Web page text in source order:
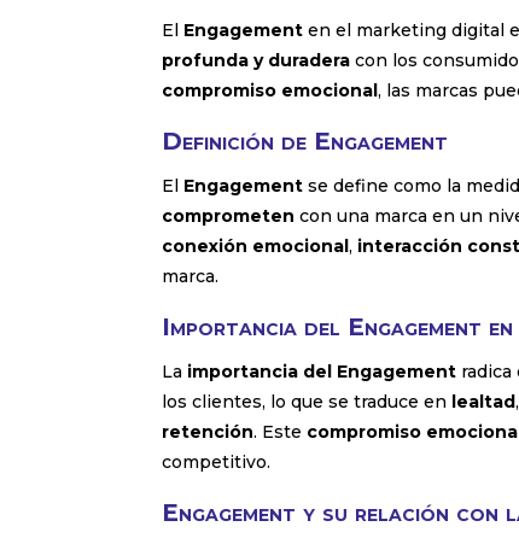
El Engagement en el marketing digital
profunda y duradera con los
compromiso emocional, las marcas
Definición de Engagement
El Engagement se define como la
comprometen con una marca en un
conexión emocional, interacción
marca.
Importancia del Engagement
La importancia del Engagement radica
los clientes, lo que se traduce en lealtad,
retención. Este compromiso
competitivo.
Engagement y su relación con